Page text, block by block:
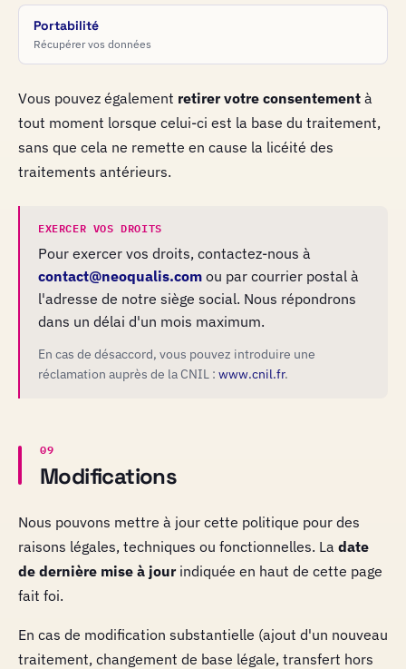
Portabilité
Récupérer vos données
Vous pouvez également retirer votre consentement à
tout moment lorsque celui-ci est la base du traitement,
sans que cela ne remette en cause la licéité des
traitements antérieurs.
EXERCER VOS DROITS
Pour exercer vos droits, contactez-nous à
contact@neoqualis.com ou par courrier postal à
l'adresse de notre siège social. Nous répondrons
dans un délai d'un mois maximum.
En cas de désaccord, vous pouvez introduire une
réclamation auprès de la CNIL : www.cnil.fr.
09
Modifications
Nous pouvons mettre à jour cette politique pour des
raisons légales, techniques ou fonctionnelles. La date
de dernière mise à jourindiquée en haut de cette page
fait foi.
En cas de modification substantielle (ajout d'un nouveau
traitement, changement de base légale, transfert hors